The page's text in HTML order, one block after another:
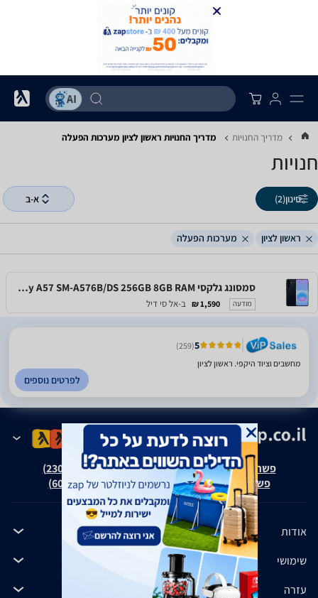
מדריך החנויות מדריך החנויות ‏ראשון לציון ‏מערכות הפעלה
חנויות
סינון(2) א-ב
ראשון לציון מערכות הפעלה
סמסונג גלקסי Samsung Galaxy A57 SM-A576B/DS 256GB 8GB RAM
מודעה 1,590 ₪ ב-אל סי דיל
5
(259)
מחשבים וציוד היקפי. ראשון לציון
לפרטים נוספים
פשרה בת"צ אבנצ'יק נ' זאפ גרופ (ת"צ 23008-08-20)
פשרה בת"צ כהנים נ' זאפ גרופ (ת"צ 60371-12-19)
אודות
שימושי
עזרה